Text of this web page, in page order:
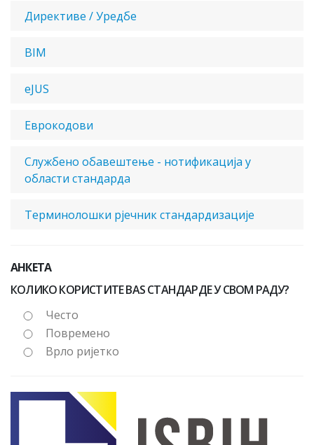
Директиве / Уредбе
BIM
eJUS
Еврокодови
Службено обавештење - нотификација у
области стандарда
Терминолошки рјечник стандардизације
АНКЕТА
КОЛИКО КОРИСТИТЕ BAS СТАНДАРДЕ У СВОМ РАДУ?
Често
Повремено
Врло ријетко